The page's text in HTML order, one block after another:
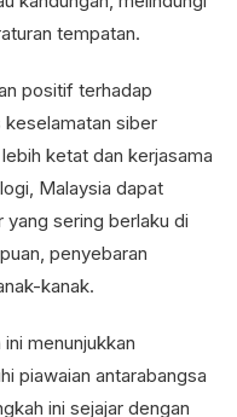
tempatan.
positif terhadap
keselamatan siber
ketat dan kerjasama
Malaysia dapat
yang sering berlaku di
penyebaran
kanak.
menunjukkan
piawaian antarabangsa
ini sejajar dengan